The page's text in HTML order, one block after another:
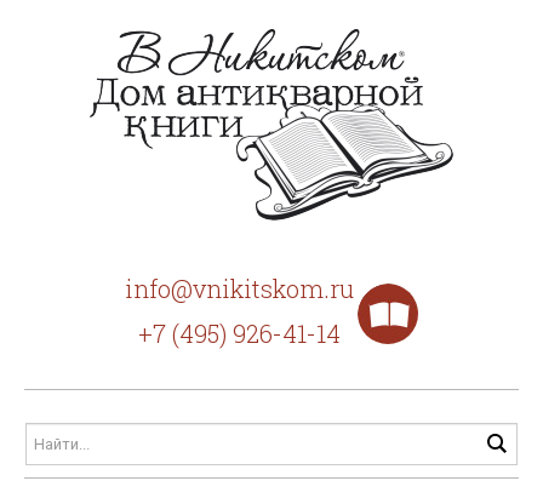
info@vnikitskom.ru
+7 (495) 926-41-14